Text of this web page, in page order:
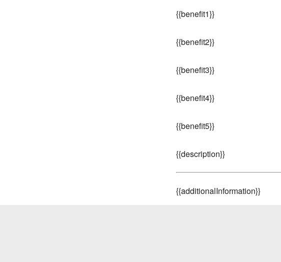
{{benefit1}}
{{benefit2}}
{{benefit3}}
{{benefit4}}
{{benefit5}}
{{description}}
{{additionalInformation}}